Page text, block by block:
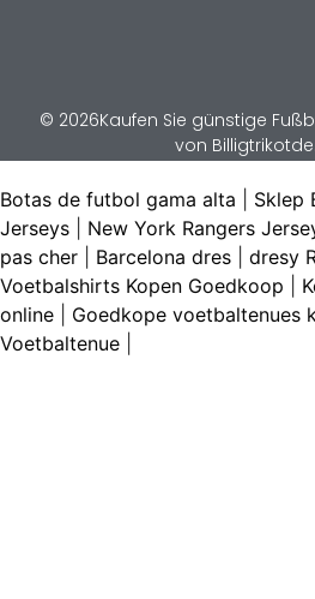
© 2026Kaufen Sie günstige
von
Botas de futbol gama alta Sklep
Jerseys
New York Rangers
pas cher
Barcelona dres dresy
Voetbalshirts Kopen Goedkoop
online
Goedkope voetbaltenues
Voetbaltenue